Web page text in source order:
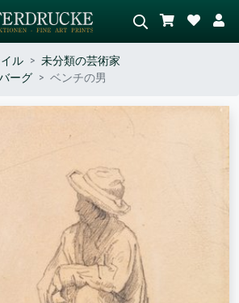
緑の草原、赤の多い抽象画、暗い
ル
未分類の芸術家
ーグ
ベンチの男